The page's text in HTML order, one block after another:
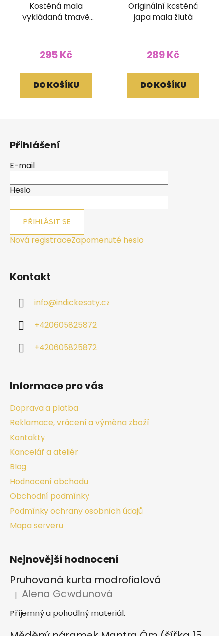
Kostěná mala
vykládaná tmavě
295 Kč
DO KOŠÍKU
Originální kostěná
japa mala žlutá
289 Kč
DO KOŠÍKU
Přihlášení
E-mail
Heslo
PŘIHLÁSIT SE
Nová registraceZapomenuté heslo
Kontakt
info@indickesaty.cz
+420605825872
+420605825872
Informace pro vás
Doprava a platba
Reklamace, vrácení a výměna zboží
Kontakty
Kancelář a ateliér
Blog
Hodnocení obchodu
Obchodní podmínky
Podmínky ochrany osobních údajů
Mapa serveru
Nejnovější hodnocení
Pruhovaná kurta modrofialová
Hodnocení produktu je 5 z 5 hvězdiček.
| Alena Gawdunová
Příjemný a pohodlný materiál.